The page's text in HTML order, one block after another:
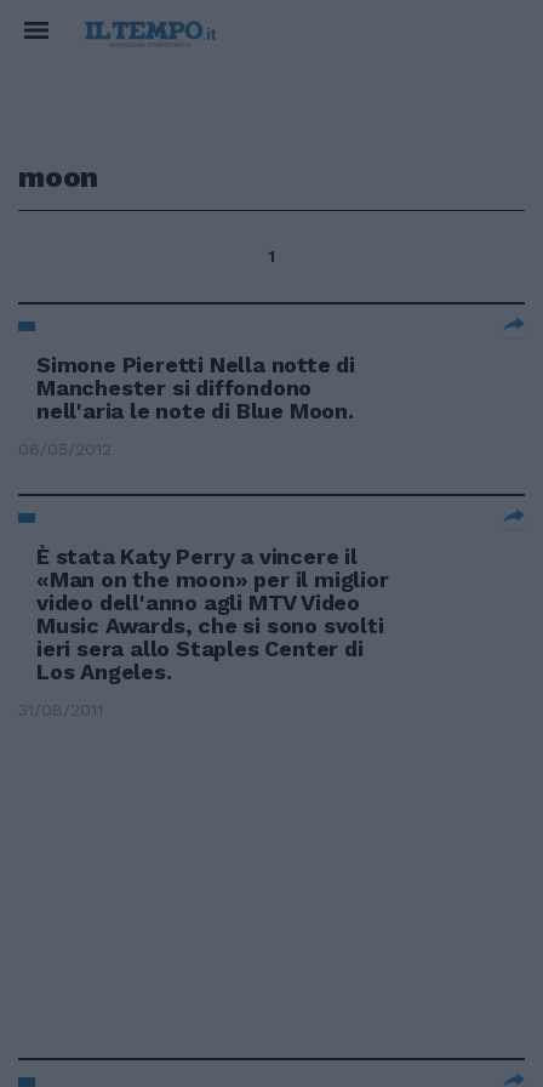
moon
1
Simone Pieretti Nella notte di
Manchester si diffondono
nell'aria le note di Blue Moon.
06/05/2012
È stata Katy Perry a vincere il
«Man on the moon» per il miglior
video dell'anno agli MTV Video
Music Awards, che si sono svolti
ieri sera allo Staples Center di
Los Angeles.
31/08/2011